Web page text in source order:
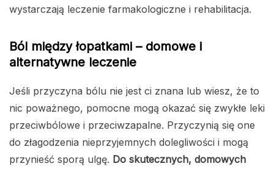
wystarczają leczenie farmakologiczne i rehabilitacja.
Ból między łopatkami – domowe i
alternatywne leczenie
Jeśli przyczyna bólu nie jest ci znana lub wiesz, że to
nic poważnego, pomocne mogą okazać się zwykłe leki
przeciwbólowe i przeciwzapalne. Przyczynią się one
do złagodzenia nieprzyjemnych dolegliwości i mogą
przynieść sporą ulgę. Do skutecznych, domowych